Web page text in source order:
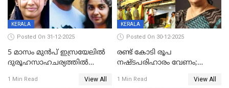
KERALA
Posted On 31-12-2025
5 മാസം മുൻപ് ഇസ്രയേലിൽ
ദുരൂഹസാഹചര്യത്തിൽ
മലയാളി യുവാവിന്റെ ഭാര്യയും
1 Min Read View All
KERALA
Posted On 30-12-2025
രണ്ട് കോടി രൂപ
നഷ്ടപരിഹാരം വേണം;
നോട്ടീസയച്ച് ഉമാ തോമസ്
1 Min Read View All